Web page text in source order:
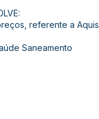
referente a
Saneamento